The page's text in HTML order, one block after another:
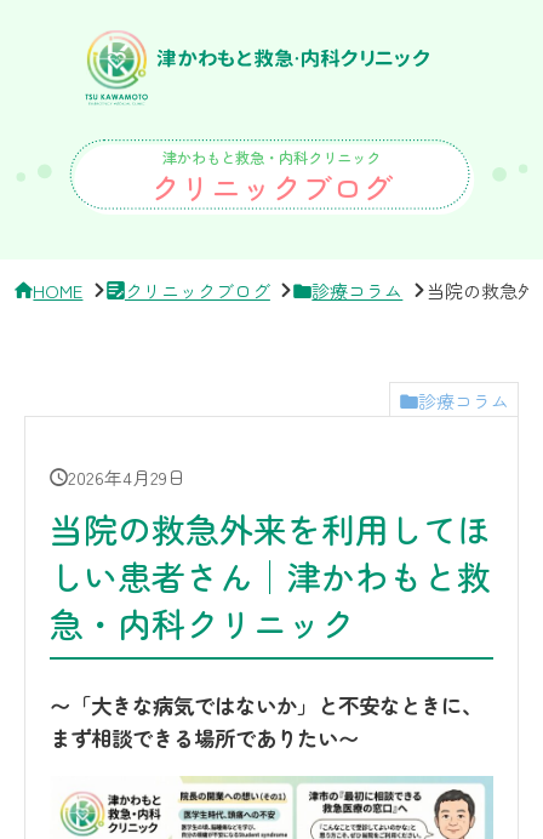
津かわもと救急・内科クリニック
クリニックブログ
HOME クリニックブログ 診療コラム 当院の救急
診療コラム
2026年4月29日
当院の救急外来を利用してほ
しい患者さん│津かわもと救
急・内科クリニック
〜「大きな病気ではないか」と不安なときに、
まず相談できる場所でありたい〜